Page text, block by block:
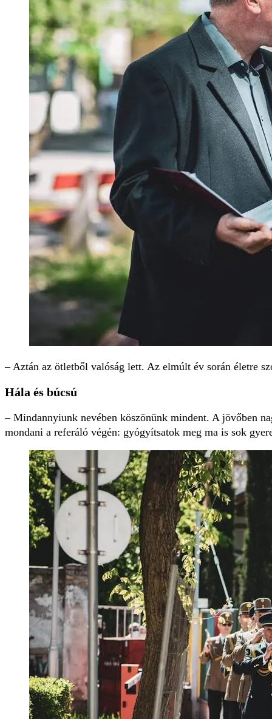
– Aztán az ötletből valóság lett. Az elmúlt év során életre
Hála és búcsú
– Mindannyiunk nevében köszönünk mindent. A jövőben
mondani a referáló végén: gyógyítsatok meg ma is sok